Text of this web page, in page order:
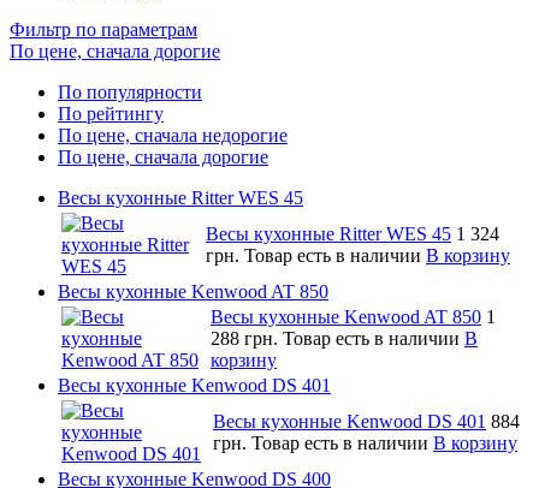
Фильтр по параметрам
По цене, сначала дорогие
По популярности
По рейтингу
По цене, сначала недорогие
По цене, сначала дорогие
Весы кухонные Ritter WES 45
Весы кухонные Ritter WES 45 1 324
грн. Товар есть в наличии В корзину
Весы кухонные Kenwood AT 850
Весы кухонные Kenwood AT 850 1
288 грн. Товар есть в наличии В
корзину
Весы кухонные Kenwood DS 401
Весы кухонные Kenwood DS 401 884
грн. Товар есть в наличии В корзину
Весы кухонные Kenwood DS 400